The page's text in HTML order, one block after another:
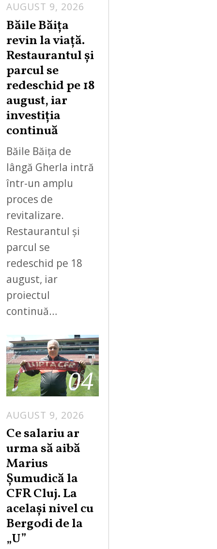
AUGUST 9, 2026
S
9
Băile Băița
revin la viață.
Restaurantul și
parcul se
redeschid pe 18
august, iar
investiția
continuă
Băile Băița de
lângă Gherla intră
într-un amplu
proces de
revitalizare.
Restaurantul și
parcul se
redeschid pe 18
august, iar
proiectul
continuă…
04
AUGUST 9, 2026
Ce salariu ar
urma să aibă
Marius
Șumudică la
CFR Cluj. La
același nivel cu
Bergodi de la
„U”